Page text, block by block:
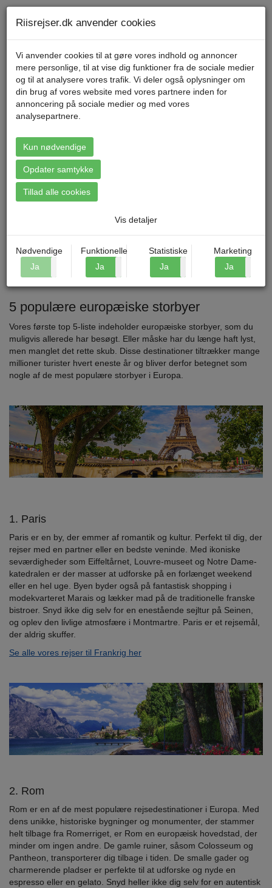
Menu
Forside » Blog » Top 5 europæiske storbyer til din ferie
TOP 5 EUROPÆISKE STORBYER
TIL DIN FERIE
Riis Rejser d. 08.07.2024
Europa byder på et væld af fantastiske storbyer, der er perfekte til
korte ferier. Har du brug for lidt inspiration til valget af din næste
feriedestination? Så lad os gennemgå nogle af de mest populære
skønne, storbyer, som du kan prøve af. Udforsk begge vores top
5-lister her på siden.
5 populære europæiske storbyer
Vores første top 5-liste indeholder europæiske storbyer, som du
muligvis allerede har besøgt. Eller måske har du længe haft lyst,
men manglet det rette skub. Disse destinationer tiltrækker mange
millioner turister hvert eneste år og bliver derfor betegnet som
nogle af de mest populære storbyer i Europa.
1. Paris
Paris er en by, der emmer af romantik og kultur. Perfekt til dig, der
rejser med en partner eller en bedste veninde. Med ikoniske
seværdigheder som Eiffeltårnet, Louvre-museet og Notre Dame-
katedralen er der masser at udforske på en forlænget weekend
eller en hel uge. Byen byder også på fantastisk shopping i
modekvarteret Marais og lækker mad på de traditionelle franske
bistroer. Snyd ikke dig selv for en enestående sejltur på Seinen,
og oplev den livlige atmosfære i Montmartre. Paris er et rejsemål,
der aldrig skuffer.
Se alle vores rejser til Frankrig her
2. Rom
Rom er en af de mest populære rejsedestinationer i Europa. Med
dens unikke, historiske bygninger og monumenter, der stammer
helt tilbage fra Romerriget, er Rom en europæisk hovedstad, der
minder om ingen andre. De gamle ruiner, såsom Colosseum og
Pantheon, transporterer dig tilbage i tiden. De smalle gader og
charmerende pladser er perfekte til at udforske og nyde en
espresso eller en gelato. Snyd heller ikke dig selv for en autentisk
Riisrejser.dk anvender cookies
Vi anvender cookies til at gøre vores indhold og annoncer
mere personlige, til at vise dig funktioner fra de sociale medier
og til at analysere vores trafik. Vi deler også oplysninger om
din brug af vores website med vores partnere inden for
annoncering på sociale medier og med vores
analysepartnere.
Kun nødvendige
Opdater samtykke
Tillad alle cookies
Vis detaljer
Nødvendige
Ja
Funktionelle
Ja
Statistiske
Ja
Marketing
Ja